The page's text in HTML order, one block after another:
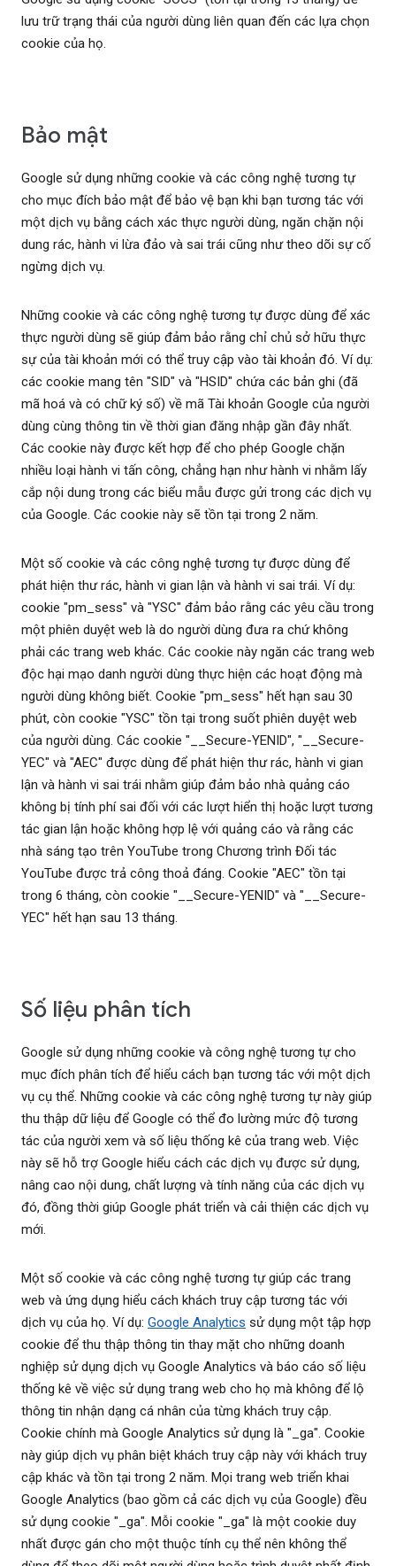
lưu trữ trạng thái của người dùng liên quan đến các lựa chọn
cookie của họ.
Bảo mật
Google sử dụng những cookie và các công nghệ tương tự
cho mục đích bảo mật để bảo vệ bạn khi bạn tương tác với
một dịch vụ bằng cách xác thực người dùng, ngăn chặn nội
dung rác, hành vi lừa đảo và sai trái cũng như theo dõi sự cố
ngừng dịch vụ.
Những cookie và các công nghệ tương tự được dùng để xác
thực người dùng sẽ giúp đảm bảo rằng chỉ chủ sở hữu thực
sự của tài khoản mới có thể truy cập vào tài khoản đó. Ví dụ:
các cookie mang tên "SID" và "HSID" chứa các bản ghi (đã
mã hoá và có chữ ký số) về mã Tài khoản Google của người
dùng cùng thông tin về thời gian đăng nhập gần đây nhất.
Các cookie này được kết hợp để cho phép Google chặn
nhiều loại hành vi tấn công, chẳng hạn như hành vi nhằm lấy
cắp nội dung trong các biểu mẫu được gửi trong các dịch vụ
của Google. Các cookie này sẽ tồn tại trong 2 năm.
Một số cookie và các công nghệ tương tự được dùng để
phát hiện thư rác, hành vi gian lận và hành vi sai trái. Ví dụ:
cookie "pm_sess" và "YSC" đảm bảo rằng các yêu cầu trong
một phiên duyệt web là do người dùng đưa ra chứ không
phải các trang web khác. Các cookie này ngăn các trang web
độc hại mạo danh người dùng thực hiện các hoạt động mà
người dùng không biết. Cookie "pm_sess" hết hạn sau 30
phút, còn cookie "YSC" tồn tại trong suốt phiên duyệt web
của người dùng. Các cookie "__Secure-YENID", "__Secure-
YEC" và "AEC" được dùng để phát hiện thư rác, hành vi gian
lận và hành vi sai trái nhằm giúp đảm bảo nhà quảng cáo
không bị tính phí sai đối với các lượt hiển thị hoặc lượt tương
tác gian lận hoặc không hợp lệ với quảng cáo và rằng các
nhà sáng tạo trên YouTube trong Chương trình Đối tác
YouTube được trả công thoả đáng. Cookie "AEC" tồn tại
trong 6 tháng, còn cookie "__Secure-YENID" và "__Secure-
YEC" hết hạn sau 13 tháng.
Số liệu phân tích
Google sử dụng những cookie và công nghệ tương tự cho
mục đích phân tích để hiểu cách bạn tương tác với một dịch
vụ cụ thể. Những cookie và các công nghệ tương tự này giúp
thu thập dữ liệu để Google có thể đo lường mức độ tương
tác của người xem và số liệu thống kê của trang web. Việc
này sẽ hỗ trợ Google hiểu cách các dịch vụ được sử dụng,
nâng cao nội dung, chất lượng và tính năng của các dịch vụ
đó, đồng thời giúp Google phát triển và cải thiện các dịch vụ
mới.
Một số cookie và các công nghệ tương tự giúp các trang
web và ứng dụng hiểu cách khách truy cập tương tác với
dịch vụ của họ. Ví dụ: Google Analytics sử dụng một tập hợp
cookie để thu thập thông tin thay mặt cho những doanh
nghiệp sử dụng dịch vụ Google Analytics và báo cáo số liệu
thống kê về việc sử dụng trang web cho họ mà không để lộ
thông tin nhận dạng cá nhân của từng khách truy cập.
Cookie chính mà Google Analytics sử dụng là "_ga". Cookie
này giúp dịch vụ phân biệt khách truy cập này với khách truy
cập khác và tồn tại trong 2 năm. Mọi trang web triển khai
Google Analytics (bao gồm cả các dịch vụ của Google) đều
sử dụng cookie "_ga". Mỗi cookie "_ga" là một cookie duy
nhất được gán cho một thuộc tính cụ thể nên không thể